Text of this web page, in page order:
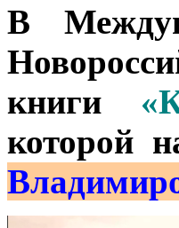
В
книги
которой